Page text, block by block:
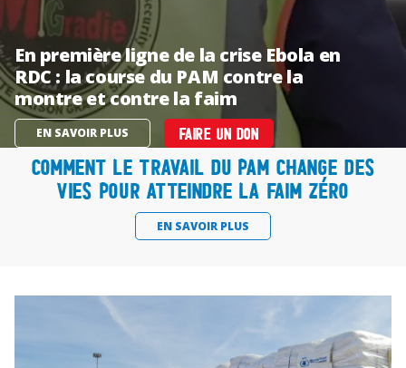
En première ligne de la crise Ebola en
RDC : la course du PAM contre la
montre et contre la faim
EN SAVOIR PLUS FAIRE UN DON
Comment le travail du PAM change des
vies pour atteindre la faim zéro
EN SAVOIR PLUS